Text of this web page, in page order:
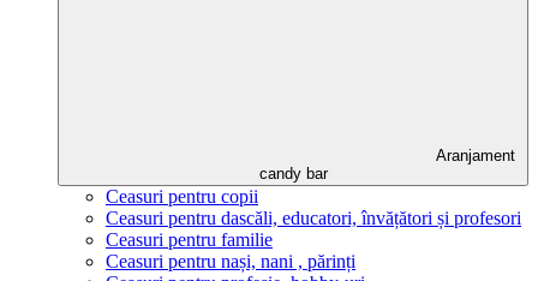
Aranjament
candy bar
Ceasuri pentru copii
Ceasuri pentru dascăli, educatori, învățători și profesori
Ceasuri pentru familie
Ceasuri pentru nași, nani , părinți